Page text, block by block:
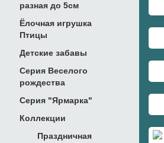
разная до 5см
Ёлочная игрушка
Птицы
Детские забавы
Серия Веселого
рождества
Серия "Ярмарка"
Коллекции
Праздничная